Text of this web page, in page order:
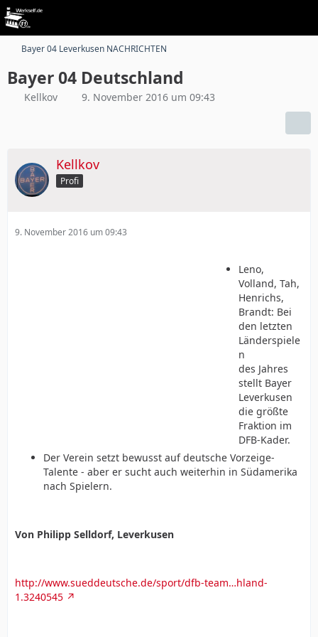
Bayer 04 Leverkusen NACHRICHTEN
Bayer 04 Deutschland
Kellkov 9. November 2016 um 09:43
Kellkov
Profi
9. November 2016 um 09:43
Leno,
Volland, Tah,
Henrichs,
Brandt: Bei
den letzten
Länderspiele
n
des Jahres
stellt Bayer
Leverkusen
die größte
Fraktion im
DFB-Kader.
Der Verein setzt bewusst auf deutsche Vorzeige-
Talente - aber er sucht auch weiterhin in Südamerika
nach Spielern.
Von Philipp Selldorf, Leverkusen
http://www.sueddeutsche.de/sport/dfb-team…hland-
1.3240545